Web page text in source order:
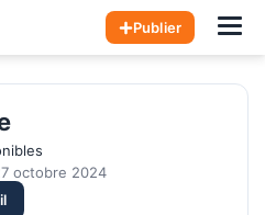
Publier
octobre 2024